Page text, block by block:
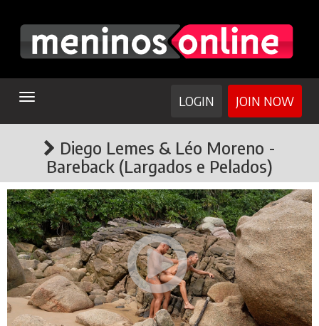
TOGGLE
JOIN NOW
LOGIN
Diego Lemes & Léo Moreno -
Bareback (Largados e Pelados)